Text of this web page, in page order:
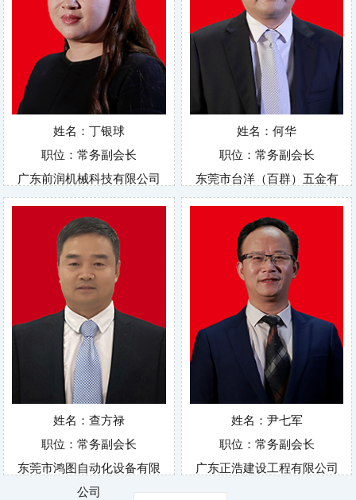
姓名：丁银球
职位：常务副会长
广东前润机械科技有限公司
姓名：何华
职位：常务副会长
东莞市台洋（百群）五金有
限公司
姓名：查方禄
职位：常务副会长
东莞市鸿图自动化设备有限
公司
姓名：尹七军
职位：常务副会长
广东正浩建设工程有限公司